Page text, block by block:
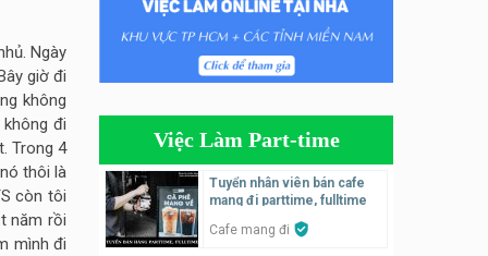
Ngày
giờ đi
không
đi
Trong 4
thôi là
còn tôi
năm rồi
mình đi
Nhà hàng Phủi Quán
Tuyển nhân viên phụ quán ăn
– hỗ trợ ăn ở
parttime
GÀ GÔ FASTFOOD
Việc Làm Part-time
Tuyển nhân viên bán cafe
mang đi parttime, fulltime
Cafe mang đi